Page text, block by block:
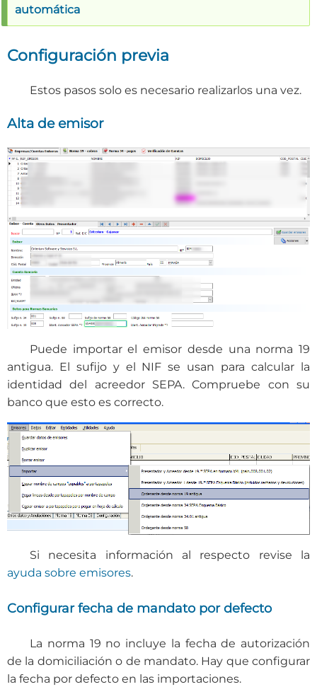
automática
Configuración previa
Estos pasos solo es necesario realizarlos una vez.
Alta de emisor
Puede importar el emisor desde una norma 19
antigua. El sufijo y el NIF se usan para calcular la
identidad del acreedor SEPA. Compruebe con su
banco que esto es correcto.
Si necesita información al respecto revise la
ayuda sobre emisores.
Configurar fecha de mandato por defecto
La norma 19 no incluye la fecha de autorización
de la domiciliación o de mandato. Hay que configurar
la fecha por defecto en las importaciones.